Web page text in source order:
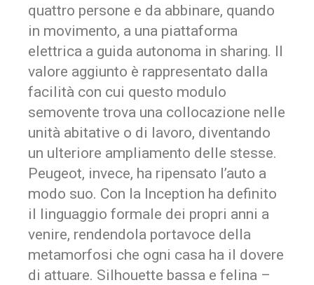
quattro persone e da abbinare, quando
in movimento, a una piattaforma
elettrica a guida autonoma in sharing. Il
valore aggiunto è rappresentato dalla
facilità con cui questo modulo
semovente trova una collocazione nelle
unità abitative o di lavoro, diventando
un ulteriore ampliamento delle stesse.
Peugeot, invece, ha ripensato l’auto a
modo suo. Con la Inception ha definito
il linguaggio formale dei propri anni a
venire, rendendola portavoce della
metamorfosi che ogni casa ha il dovere
di attuare. Silhouette bassa e felina –